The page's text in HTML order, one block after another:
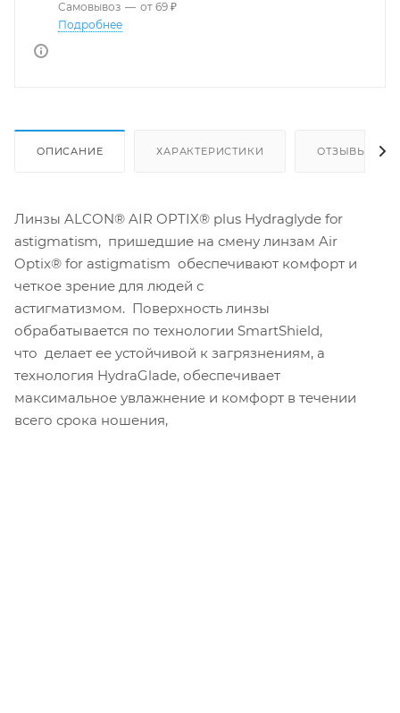
Самовывоз — от 69 ₽
Подробнее
ОПИСАНИЕ ХАРАКТЕРИСТИКИ ОТЗЫВЫ
Линзы ALCON® AIR OPTIX® plus Hydraglyde for
astigmatism, пришедшие на смену линзам Air
Optix® for astigmatism обеспечивают комфорт и
четкое зрение для людей с
астигматизмом. Поверхность линзы
обрабатывается по технологии SmartShield,
что делает ее устойчивой к загрязнениям, а
технология HydraGlade, обеспечивает
максимальное увлажнение и комфорт в течении
всего срока ношения,